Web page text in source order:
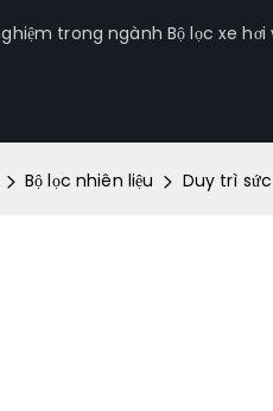
trong ngành Bộ lọc xe
Bộ lọc nhiên liệu Duy trì